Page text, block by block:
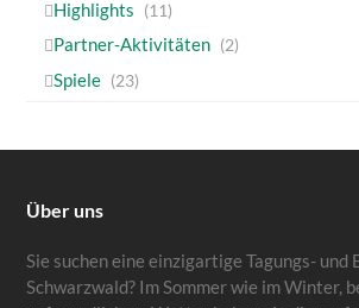
Highlights (11)
Partner-Aktivitäten (2)
Spiele (23)
Über uns
Sie suchen eine einzigartige Tagungs-
Schwarzwald? Im Sommer wie im Winter,